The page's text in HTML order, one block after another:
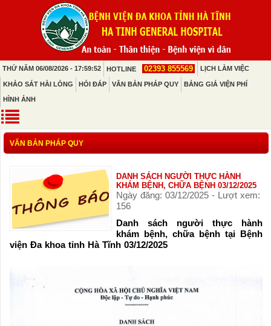
THỨ NĂM 06/08/2026 - 17:59:52 HOTLINE 02393 855569 LỊCH LÀM VIỆC
KHẢO SÁT HÀI LÒNG HỎI ĐÁP VĂN BẢN PHÁP QUY BẢNG GIÁ VIỆN PHÍ
HÌNH ẢNH
VĂN BẢN PHÁP QUY
DANH SÁCH NGƯỜI THỰC HÀNH
KHÁM BỆNH, CHỮA BỆNH 03/12/2025
Ngày đăng: 03/12/2025 - Lượt xem:
156
Danh sách người thực hành
khám bệnh, chữa bệnh tại Bệnh
viện Đa khoa tỉnh Hà Tĩnh 03/12/2025